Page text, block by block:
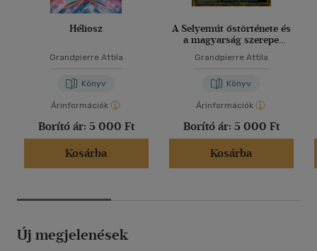
Héliosz
Grandpierre Attila
Könyv
Árinformációk
Borító ár: 5 000 Ft
Kosárba
A Selyemút őstörténete és
a magyarság szerepe
Grandpierre Attila
Könyv
Árinformációk
Borító ár: 5 000 Ft
Kosárba
Új megjelenések